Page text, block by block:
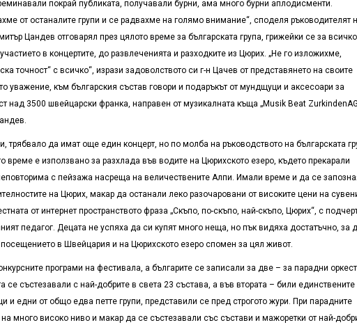
покрай публиката, получавали бурни, ама много бурни аплодисменти.
от останалите групи и се радвахме на голямо внимание“, споделя ръководителят
Цандев отговарял през цялото време за българската група, грижейки се за
в концертите, до развлеченията и разходките из Цюрих. „Не го изложихме,
точност“ с всичко“, изрази задоволството си г-н Цачев от представянето на своите
уважение, към българския състав говори и подаръкът от мундщуци и аксесоари за
над 3500 швейцарски франка, направен от музикалната къща „Musik Beat ZurkindenAG
трябвало да имат още един концерт, но по молба на ръководството на българската
време е използвано за разхлада във водите на Цюрихското езеро, където прекарали
с пейзажа насреща на величествените Алпи. Имали време и да се
на Цюрих, макар да останали леко разочаровани от високите цени на
от интернет пространството фраза „Скъпо, по-скъпо, най-скъпо, Цюрих“, с
педагог. Децата не успяха да си купят много неща, но пък видяха достатъчно, за
посещението в Швейцария и на Цюрихското езеро спомен за цял живот.
програми на фестивала, а българите се записали за две – за парадни
се състезавали с най-добрите в света 23 състава, а във втората – били единствените
и едни от общо едва петте групи, представили се пред строгото жури. При парадните
много високо ниво и макар да се състезавали със състави и мажоретки от най-